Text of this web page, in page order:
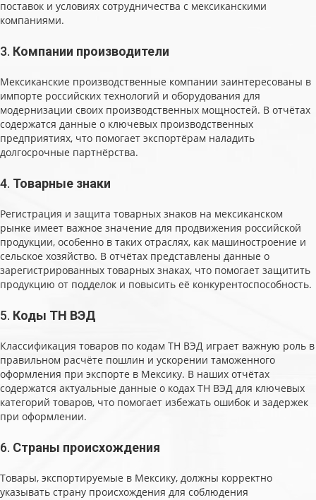
поставок и условиях сотрудничества с мексиканскими
компаниями.
3. Компании производители
Мексиканские производственные компании заинтересованы в
импорте российских технологий и оборудования для
модернизации своих производственных мощностей. В отчётах
содержатся данные о ключевых производственных
предприятиях, что помогает экспортёрам наладить
долгосрочные партнёрства.
4. Товарные знаки
Регистрация и защита товарных знаков на мексиканском
рынке имеет важное значение для продвижения российской
продукции, особенно в таких отраслях, как машиностроение и
сельское хозяйство. В отчётах представлены данные о
зарегистрированных товарных знаках, что помогает защитить
продукцию от подделок и повысить её конкурентоспособность.
5. Коды ТН ВЭД
Классификация товаров по кодам ТН ВЭД играет важную роль в
правильном расчёте пошлин и ускорении таможенного
оформления при экспорте в Мексику. В наших отчётах
содержатся актуальные данные о кодах ТН ВЭД для ключевых
категорий товаров, что помогает избежать ошибок и задержек
при оформлении.
6. Страны происхождения
Товары, экспортируемые в Мексику, должны корректно
указывать страну происхождения для соблюдения